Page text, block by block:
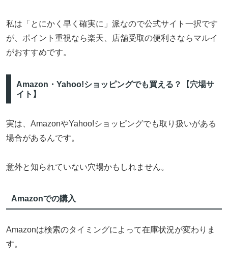
私は「とにかく早く確実に」派なので公式サイト一択です
が、ポイント重視なら楽天、店舗受取の便利さならマルイ
がおすすめです。
Amazon・Yahoo!ショッピングでも買える？【穴場サ
イト】
実は、AmazonやYahoo!ショッピングでも取り扱いがある
場合があるんです。
意外と知られていない穴場かもしれません。
Amazonでの購入
Amazonは検索のタイミングによって在庫状況が変わりま
す。